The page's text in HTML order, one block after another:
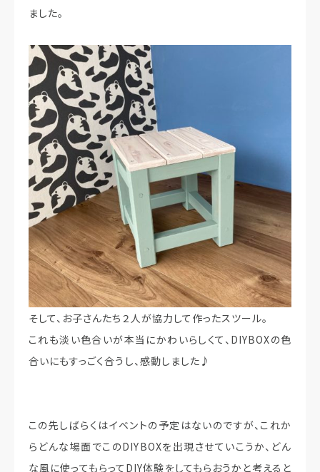
ました。
そして、お子さんたち２人が協力して作ったスツール。
これも淡い色合いが本当にかわいらしくて、DIYBOXの色
合いにもすっごく合うし、感動しました♪
この先しばらくはイベントの予定はないのですが、これか
らどんな場面でこのDIYBOXを出現させていこうか、どん
な風に使ってもらってDIY体験をしてもらおうかと考えると